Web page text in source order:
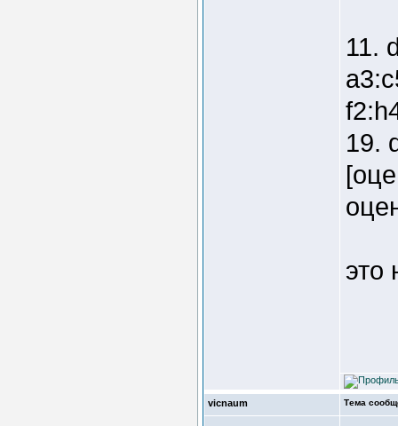
11.
19.
это
vicnaum Тема